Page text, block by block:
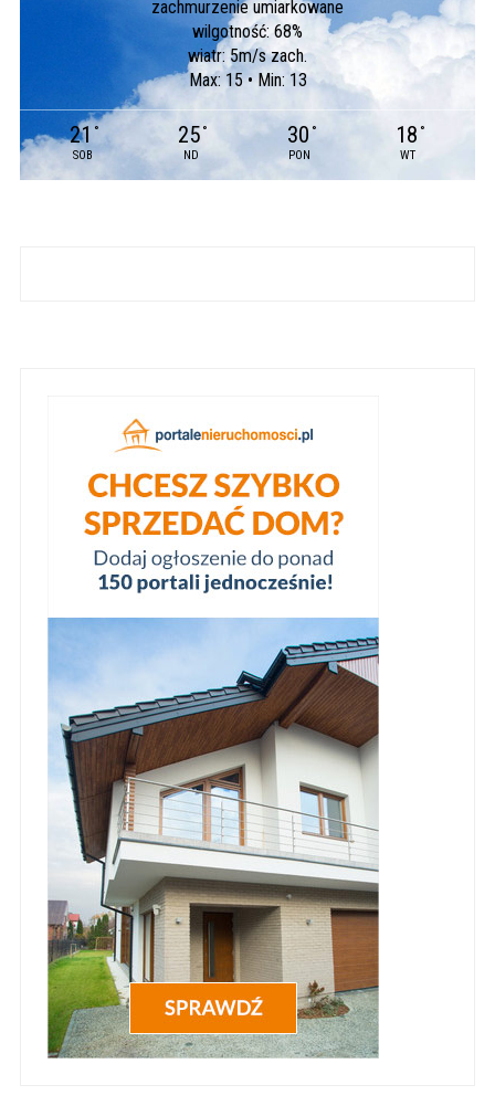
zachmurzenie umiarkowane
wilgotność: 68%
wiatr: 5m/s zach.
Max: 15 • Min: 13
21 °
SOB
25 °
ND
30 °
PON
18 °
WT